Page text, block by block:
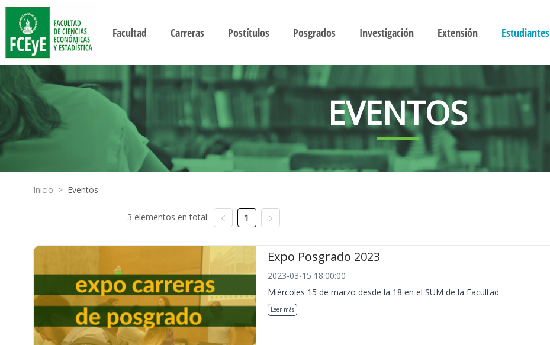
Facultad Carreras Postítulos Posgrados Investigación Extensión Estudiantes
EVENTOS
Inicio > Eventos
3 elementos en total: 1
Expo Posgrado 2023
2023-03-15 18:00:00
Miércoles 15 de marzo desde la 18 en el SUM de la Facultad
Leer más